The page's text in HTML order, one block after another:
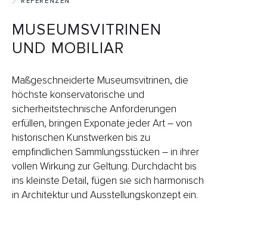
Maßgeschneiderte Museumsvitrinen, die
höchste konservatorische und
sicherheitstechnische Anforderungen
erfüllen, bringen Exponate jeder Art – von
historischen Kunstwerken bis zu
empfindlichen Sammlungsstücken – in ihrer
vollen Wirkung zur Geltung. Durchdacht bis
ins kleinste Detail, fügen sie sich harmonisch
in Architektur und Ausstellungskonzept ein.
MUSEUMSVITRINEN
UND MOBILIAR